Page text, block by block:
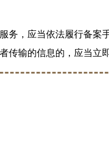
务，应当依法履行备案
传输的信息的，应当